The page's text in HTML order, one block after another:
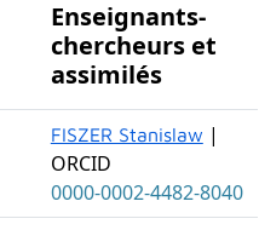
Enseignants-
chercheurs et
assimilés
FISZER Stanislaw |
ORCID
0000-0002-4482-8040